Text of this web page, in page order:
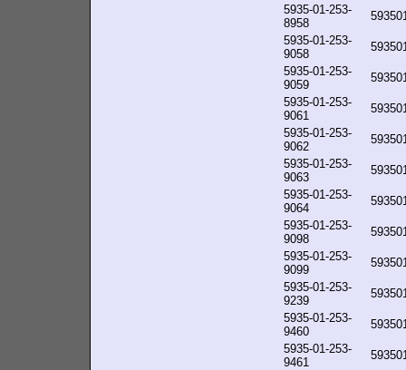
5935-01-253-
8958
5935-01-253-
9058
5935-01-253-
9059
5935-01-253-
9061
5935-01-253-
9062
5935-01-253-
9063
5935-01-253-
9064
5935-01-253-
9098
5935-01-253-
9099
5935-01-253-
9239
5935-01-253-
9460
5935-01-253-
9461